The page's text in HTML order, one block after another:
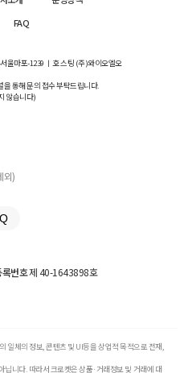
FAQ
울마포-1239 ㅣ 호스팅 (주)와이오엘오
통해 문의 접수 부탁드립니다.
않습니다)
외)
번호제 40-1643898호
일체의 정보, 콘텐츠 및 UI등을 상업적 목적으로 전재,
니다. 따라서 크로켓은 상품·거래정보 및 거래에 대